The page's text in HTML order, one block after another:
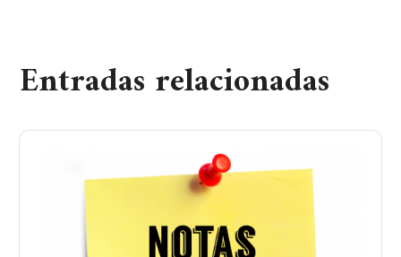
Entradas relacionadas